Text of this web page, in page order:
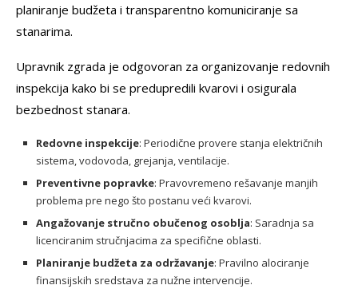
planiranje budžeta i transparentno komuniciranje sa
stanarima.
Upravnik zgrada je odgovoran za organizovanje redovnih
inspekcija kako bi se predupredili kvarovi i osigurala
bezbednost stanara.
Redovne inspekcije: Periodične provere stanja električnih
sistema, vodovoda, grejanja, ventilacije.
Preventivne popravke: Pravovremeno rešavanje manjih
problema pre nego što postanu veći kvarovi.
Angažovanje stručno obučenog osoblja: Saradnja sa
licenciranim stručnjacima za specifične oblasti.
Planiranje budžeta za održavanje: Pravilno alociranje
finansijskih sredstava za nužne intervencije.